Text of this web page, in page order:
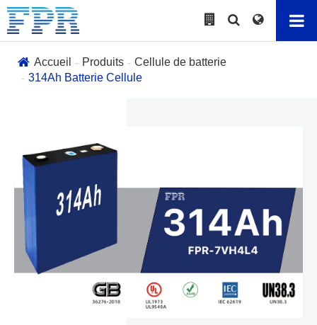
Accueil Produits
Cellule de batterie
314Ah Batterie Cellule